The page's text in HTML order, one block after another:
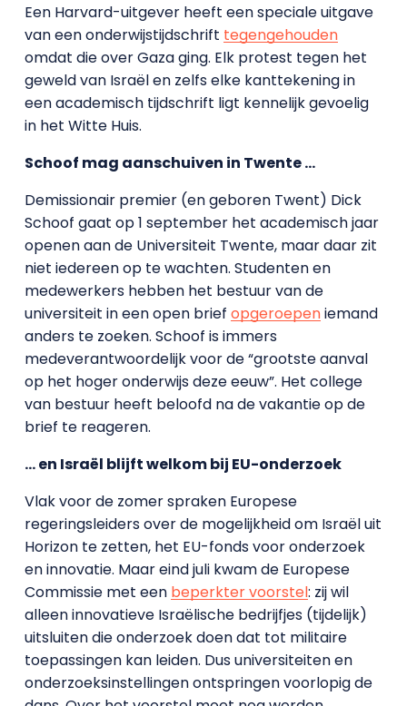
Een Harvard-uitgever heeft een speciale uitgave
van een onderwijstijdschrift tegengehouden
omdat die over Gaza ging. Elk protest tegen het
geweld van Israël en zelfs elke kanttekening in
een academisch tijdschrift ligt kennelijk gevoelig
in het Witte Huis.
Schoof mag aanschuiven in Twente …
Demissionair premier (en geboren Twent) Dick
Schoof gaat op 1 september het academisch jaar
openen aan de Universiteit Twente, maar daar zit
niet iedereen op te wachten. Studenten en
medewerkers hebben het bestuur van de
universiteit in een open brief opgeroepeniemand
anders te zoeken. Schoof is immers
medeverantwoordelijk voor de “grootste aanval
op het hoger onderwijs deze eeuw”. Het college
van bestuur heeft beloofd na de vakantie op de
brief te reageren.
… en Israël blijft welkom bij EU-onderzoek
Vlak voor de zomer spraken Europese
regeringsleiders over de mogelijkheid om Israël uit
Horizon te zetten, het EU-fonds voor onderzoek
en innovatie. Maar eind juli kwam de Europese
Commissie met een beperkter voorstel: zij wil
alleen innovatieve Israëlische bedrijfjes (tijdelijk)
uitsluiten die onderzoek doen dat tot militaire
toepassingen kan leiden. Dus universiteiten en
onderzoeksinstellingen ontspringen voorlopig de